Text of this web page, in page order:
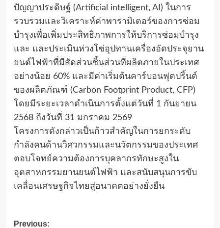
ปัญญาประดิษฐ์ (Artificial intelligent, AI) ในการ
รวบรวมและวิเคราะห์ค่าพารามิเตอร์ของการซ่อม
บำรุงเพื่อเพิ่มประสิทธิภาพการให้บริการซ่อมบำรุง
และ และประเมินห่วงโซ่อุปทานเครื่องอัดประจุยาน
ยนต์ไฟฟ้าที่มีสัดส่วนชิ้นส่วนที่ผลิตภายในประเทศ
อย่างน้อย 60% และมีค่าเริ่มต้นคาร์บอนฟุตปริ้นต์
ของผลิตภัณฑ์ (Carbon Footprint Product, CFP)
โดยมีระยะเวลาดำเนินการตั้งแต่วันที่ 1 กันยายน
2568 ถึงวันที่ 31 มกราคม 2569
โครงการดังกล่าวเป็นก้าวสำคัญในการยกระดับ
กำลังคนด้านวิศวกรรมและนวัตกรรมของประเทศ
ตอบโจทย์ความต้องการบุคลากรทักษะสูงใน
อุตสาหกรรมยานยนต์ไฟฟ้า และสนับสนุนการขับ
เคลื่อนเศรษฐกิจไทยสู่อนาคตอย่างยั่งยืน
Previous: